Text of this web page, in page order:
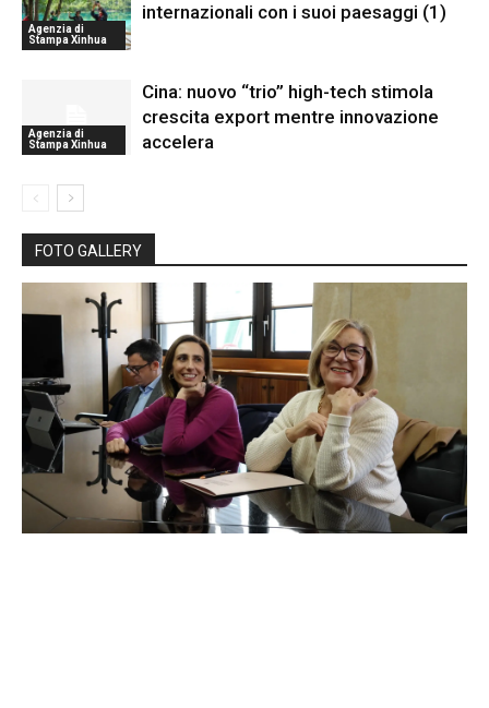
Agenzia di
Stampa Xinhua
internazionali con i suoi paesaggi (1)
Agenzia di
Stampa Xinhua
Cina: nuovo “trio” high-tech stimola
crescita export mentre innovazione
accelera
FOTO GALLERY